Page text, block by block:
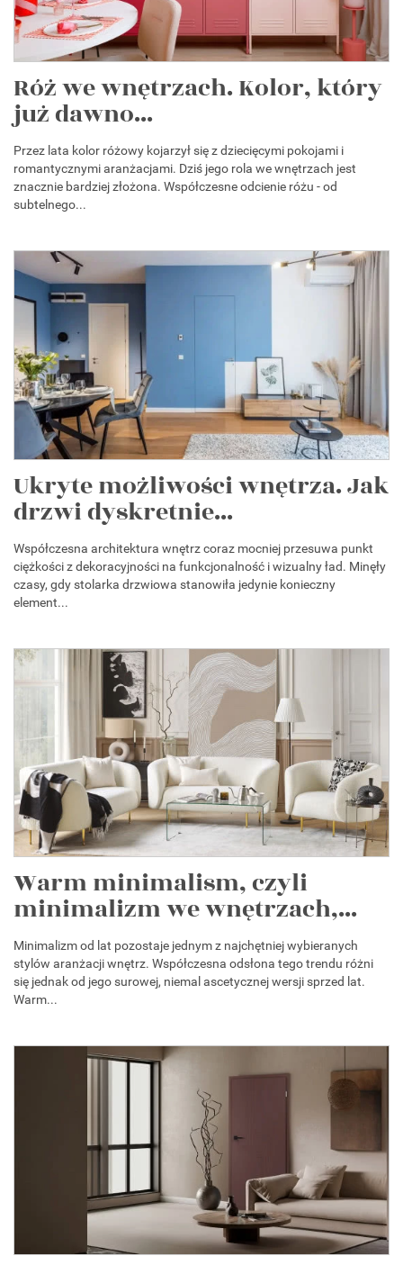
Róż we wnętrzach. Kolor, który
już dawno...
Przez lata kolor różowy kojarzył się z dziecięcymi pokojami i
romantycznymi aranżacjami. Dziś jego rola we wnętrzach jest
znacznie bardziej złożona. Współczesne odcienie różu - od
subtelnego...
Ukryte możliwości wnętrza. Jak
drzwi dyskretnie...
Współczesna architektura wnętrz coraz mocniej przesuwa punkt
ciężkości z dekoracyjności na funkcjonalność i wizualny ład. Minęły
czasy, gdy stolarka drzwiowa stanowiła jedynie konieczny
element...
Warm minimalism, czyli
minimalizm we wnętrzach,...
Minimalizm od lat pozostaje jednym z najchętniej wybieranych
stylów aranżacji wnętrz. Współczesna odsłona tego trendu różni
się jednak od jego surowej, niemal ascetycznej wersji sprzed lat.
Warm...